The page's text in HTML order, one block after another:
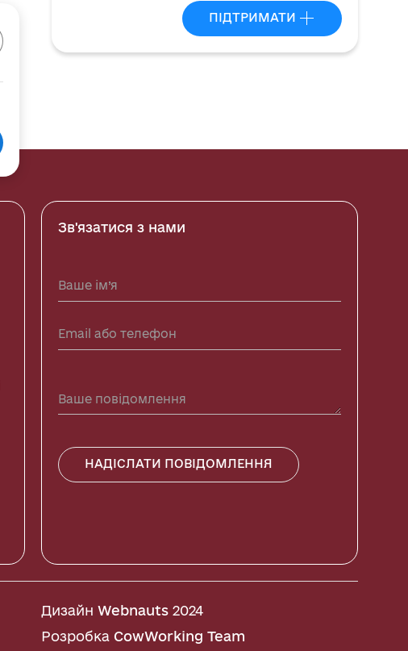
ПІДТРИМАТИ
Зв'язатися з нами
НАДІСЛАТИ ПОВІДОМЛЕННЯ
Дизайн Webnauts2024
Розробка CowWorking Team